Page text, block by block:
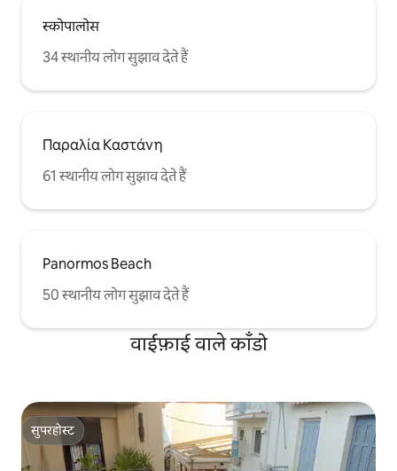
स्कोपालोस
34 स्थानीय लोग सुझाव देते हैं
Παραλία Καστάνη
61 स्थानीय लोग सुझाव देते हैं
Panormos Beach
50 स्थानीय लोग सुझाव देते हैं
वाईफ़ाई वाले काँडो
सुपरहोस्ट
सुपरहोस्ट